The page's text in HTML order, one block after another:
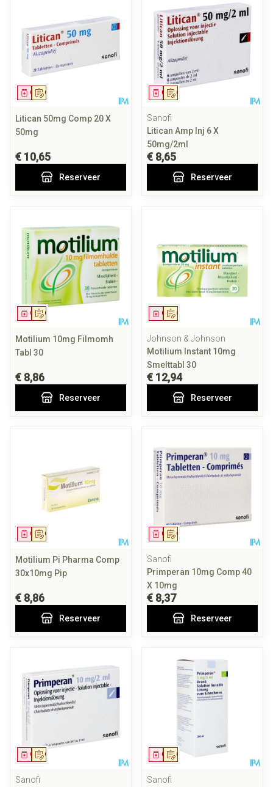
Op voorschrift
Geneesmiddel
Litican 50mg Comp 20 X
50mg
€ 10,65
Reserveer
Op voorschrift
Geneesmiddel
Sanofi
Litican Amp Inj 6 X
50mg/2ml
€ 8,65
Reserveer
Op voorschrift
Geneesmiddel
Motilium 10mg Filmomh
Tabl 30
€ 8,86
Reserveer
Op voorschrift
Geneesmiddel
Johnson & Johnson
Motilium Instant 10mg
Smelttabl 30
€ 12,94
Reserveer
Op voorschrift
Geneesmiddel
Motilium Pi Pharma Comp
30x10mg Pip
€ 8,86
Reserveer
Op voorschrift
Geneesmiddel
Sanofi
Primperan 10mg Comp 40
X 10mg
€ 8,37
Reserveer
Op voorschrift
Geneesmiddel
Sanofi
Op voorschrift
Geneesmiddel
Sanofi